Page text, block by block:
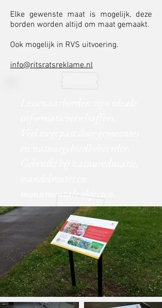
Elke gewenste maat is mogelijk, deze
borden worden altijd om maat gemaakt.
Ook mogelijk in RVS uitvoering.
info@ritsratsreklame.nl
monumentale objecten.